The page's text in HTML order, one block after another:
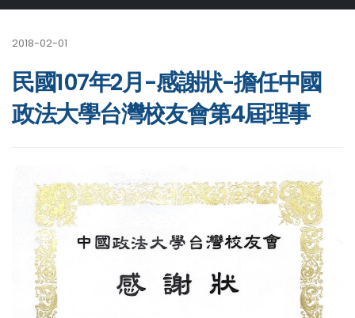
2018-02-01
民國107年2月-感謝狀-擔任中國
政法大學台灣校友會第4屆理事